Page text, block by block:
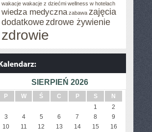
wakacje wakacje z dziećmi wellness w hotelach
wiedza medyczna zabawa zajęcia
dodatkowezdrowe żywienie
zdrowie
SIERPIEŃ 2026
P W Ś C P S
N
1
2
3
4 5 6 7 8
9
10
11 12 13 14 15
16